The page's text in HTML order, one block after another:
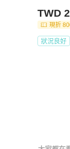
TWD
現折
狀況良好